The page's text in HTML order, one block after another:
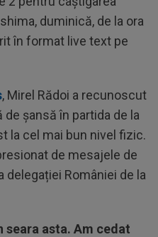
duminică, de la ora
în format live text pe
, Mirel Rădoi a recunoscut
de șansă în partida de la
la cel mai bun nivel fizic.
de mesajele de
României de la
seara asta. Am cedat